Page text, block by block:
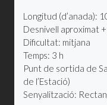
Longitud (d’anada):
Desnivell aproximat
Dificultat: mitjana
Temps: 3 h
Punt de sortida de
de l’Estació)
Senyalització: